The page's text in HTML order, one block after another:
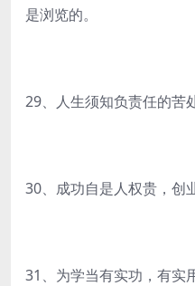
是浏览的。
29、人生须知负责任的苦
30、成功自是人权贵，创
31、为学当有实功，有实用